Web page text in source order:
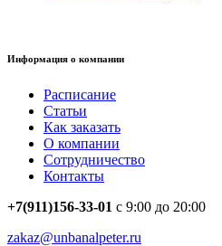
Информация о компании
Расписание
Статьи
Как заказать
О компании
Сотрудничество
Контакты
+7(911)156-33-01 с 9:00 до 20:00
zakaz@unbanalpeter.ru